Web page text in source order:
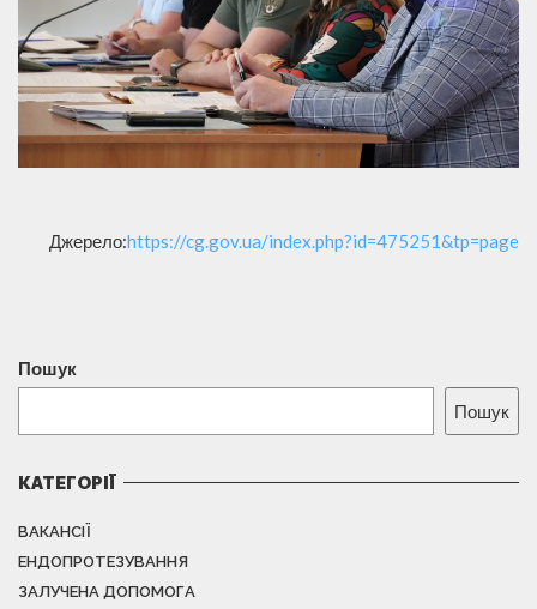
Джерело:https://cg.gov.ua/index.php?id=475251&tp=page
Пошук
Пошук
КАТЕГОРІЇ
ВАКАНСІЇ
ЕНДОПРОТЕЗУВАННЯ
ЗАЛУЧЕНА ДОПОМОГА